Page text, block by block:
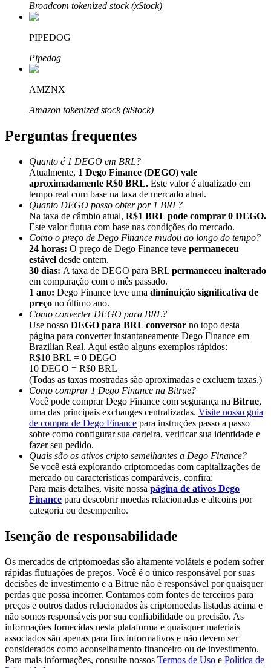
Até 65% de comissões!
Indicação
Convide um amigo para receber recompensas em dinheiro
BTC Welcome Rewards
BTC Welcome Rewards
Deposit & Trade BTC to Share 25000 USDT prize pool!
Deposit CASHCAT & Win
Share 500000 CASHCAT prize pool
Register & Trade to Win 500,000 USDT
Precious Metals Trading Carnival
Trade Gold & Silver · 33,333 USDT Bonus
Broadcom tokenized stock (xStock)
PIPEDOG
Pipedog
AMZNX
Amazon tokenized stock (xStock)
Perguntas frequentes
Quanto é 1 DEGO em BRL?
Atualmente, 1 Dego Finance (DEGO) vale
aproximadamente R$0 BRL. Este valor é atualizado em
tempo real com base na taxa de mercado atual.
Quanto DEGO posso obter por 1 BRL?
Na taxa de câmbio atual, R$1 BRL pode comprar 0 DEGO.
Este valor flutua com base nas condições do mercado.
Como o preço de Dego Finance mudou ao longo do tempo?
24 horas: O preço de Dego Finance teve permaneceu
estável desde ontem.
30 dias: A taxa de DEGO para BRL permaneceu inalterado
em comparação com o mês passado.
1 ano: Dego Finance teve uma diminuição significativa de
preço no último ano.
Como converter DEGO para BRL?
Use nosso DEGO para BRL conversor no topo desta
página para converter instantaneamente Dego Finance em
Brazilian Real. Aqui estão alguns exemplos rápidos:
R$10 BRL = 0 DEGO
10 DEGO = R$0 BRL
(Todas as taxas mostradas são aproximadas e excluem taxas.)
Como comprar 1 Dego Finance na Bitrue?
Você pode comprar Dego Finance com segurança na Bitrue,
uma das principais exchanges centralizadas. Visite nosso guia
de compra de Dego Finance para instruções passo a passo
sobre como configurar sua carteira, verificar sua identidade e
fazer seu pedido.
Quais são os ativos cripto semelhantes a Dego Finance?
Se você está explorando criptomoedas com capitalizações de
mercado ou características comparáveis, confira:
Para mais detalhes, visite nossa página de ativos Dego
Finance para descobrir moedas relacionadas e altcoins por
categoria ou desempenho.
Isenção de responsabilidade
Os mercados de criptomoedas são altamente voláteis e podem sofrer
rápidas flutuações de preços. Você é o único responsável por suas
decisões de investimento e a Bitrue não é responsável por quaisquer
perdas que possa incorrer. Contamos com fontes de terceiros para
preços e outros dados relacionados às criptomoedas listadas acima e
não somos responsáveis por sua confiabilidade ou precisão. As
informações fornecidas nesta plataforma e quaisquer materiais
associados são apenas para fins informativos e não devem ser
considerados como aconselhamento financeiro ou de investimento.
Para mais informações, consulte nossos Termos de Uso e Política de